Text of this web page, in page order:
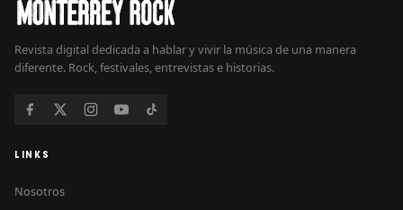
Revista digital dedicada a hablar y vivir la música de una manera
diferente. Rock, festivales, entrevistas e historias.
LINKS
Nosotros